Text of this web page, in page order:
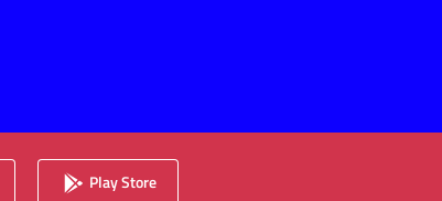
Play Store